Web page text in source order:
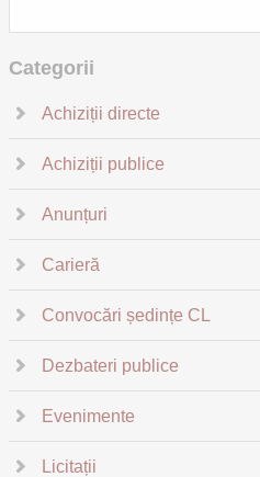
Categorii
Achiziții directe
Achiziții publice
Anunțuri
Carieră
Convocări ședințe CL
Dezbateri publice
Evenimente
Licitații